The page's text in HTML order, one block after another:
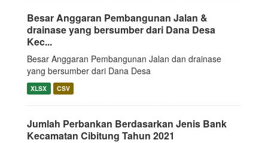
Besar Anggaran Pembangunan Jalan &
drainase yang bersumber dari Dana Desa
Kec...
Besar Anggaran Pembangunan Jalan dan drainase
yang bersumber dari Dana Desa
XLSX CSV
Jumlah Perbankan Berdasarkan Jenis Bank
Kecamatan Cibitung Tahun 2021